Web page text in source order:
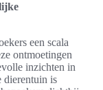
een scala
ontmoetingen
inzichten in
dierentuin is